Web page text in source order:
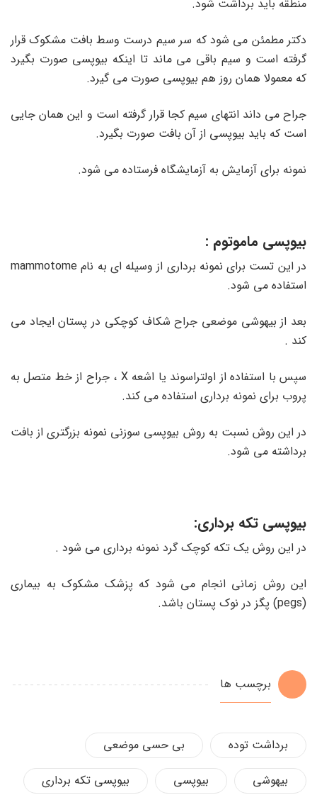
منطقه باید برداشت شود.
دکتر مطمئن می شود که سر سیم درست وسط بافت مشکوک قرار
گرفته است و سیم باقی می ماند تا اینکه بیوپسی صورت بگیرد
که معمولا همان روز هم بیوپسی صورت می گیرد.
جراح می داند انتهای سیم کجا قرار گرفته است و این همان جایی
است که باید بیوپسی از آن بافت صورت بگیرد.
نمونه برای آزمایش به آزمایشگاه فرستاده می شود.
بیوپسی ماموتوم :
در این تست برای نمونه برداری از وسیله ای به نام mammotome
استفاده می شود.
بعد از بیهوشی موضعی جراح شکاف کوچکی در پستان ایجاد می
کند .
سپس با استفاده از اولتراسوند یا اشعه X ، جراح از خط متصل به
پروب برای نمونه برداری استفاده می کند.
در این روش نسبت به روش بیوپسی سوزنی نمونه بزرگتری از بافت
برداشته می شود.
بیوپسی تکه برداری:
در این روش یک تکه کوچک گرد نمونه برداری می شود .
این روش زمانی انجام می شود که پزشک مشکوک به بیماری
(pegs) پگز در نوک پستان باشد.
برچسب ها
برداشت توده
بی حسی موضعی
بیهوشی
بیوپسی
بیوپسی تکه برداری